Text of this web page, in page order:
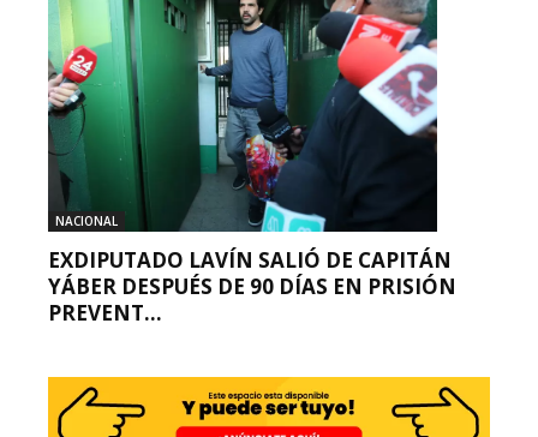
NACIONAL
EXDIPUTADO LAVÍN SALIÓ DE CAPITÁN
YÁBER DESPUÉS DE 90 DÍAS EN PRISIÓN
PREVENT...